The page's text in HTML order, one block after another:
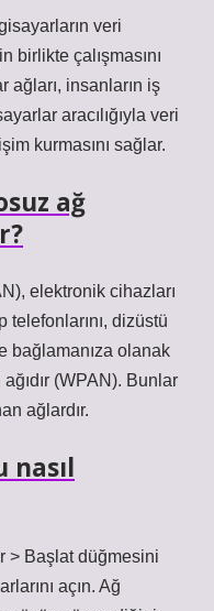
veri
birlikte çalışmasını
ağları, insanların iş
aracılığıyla veri
kurmasını sağlar.
ağ
elektronik cihazları
telefonlarını, dizüstü
bağlamanıza olanak
(WPAN). Bunlar
ağlardır.
nasıl
> Başlat düğmesini
açın. Ağ